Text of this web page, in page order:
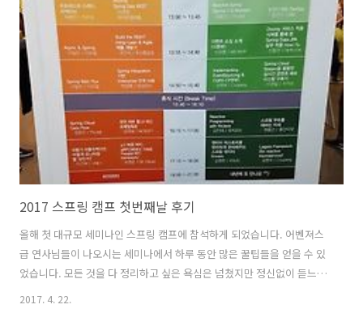
주지 않고 독립적으로 변경할 수 있게 되었다.2. 프록시와 데코레이션 패
턴여전히 비즈니스 로직에는 트랜잭션을 어디에 적용할지 경계설정을
담당하는 코드가 남아 있었다. 이를 제거하기 위해 DI를 이용한 데코레이
터 패턴을 적용하였다. 클라이언트가 인터페이스와 DI를 통해 접근하도
록 설계하고 데..
2017 스프링 캠프 첫번째날 후기
올해 첫 대규모 세미나인 스프링 캠프에 참석하게 되었습니다. 어벤져스
급 연사님들이 나오시는 세미나에서 하루 동안 많은 꿀팁들을 얻을 수 있
었습니다. 모든 것을 다 정리하고 싶은 욕심은 넘쳤지만 정신없이 듣느라
간략하게 제 느낌(?)데로 정리해 보았습니다.0.index1.keynote(박성철
2017. 4. 22.